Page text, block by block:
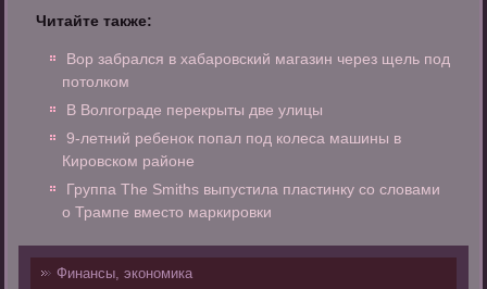
Читайте также:
Вор забрался в хабаровский магазин через щель под
потолком
В Волгограде перекрыты две улицы
9-летний ребенок попал под колеса машины в
Кировском районе
Группа The Smiths выпустила пластинку со словами
о Трампе вместо маркировки
Финансы, экономика